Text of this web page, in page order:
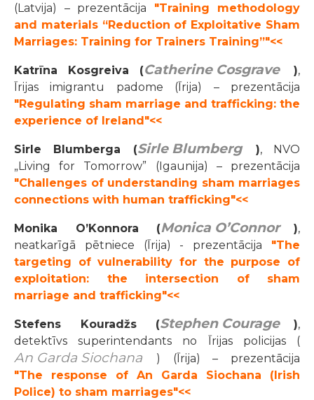
(Latvija) – prezentācija "Training methodology
and materials “Reduction of Exploitative Sham
Marriages: Training for Trainers Training”"<<
Katrīna Kosgreiva (Catherine Cosgrave ),
Īrijas imigrantu padome (Īrija) – prezentācija
"Regulating sham marriage and trafficking: the
experience of Ireland"<<
Sirle Blumberga (Sirle Blumberg ), NVO
„Living for Tomorrow” (Igaunija) – prezentācija
"Challenges of understanding sham marriages
connections with human trafficking"<<
Monika O’Konnora (Monica O’Connor ),
neatkarīgā pētniece (Īrija) - prezentācija "The
targeting of vulnerability for the purpose of
exploitation: the intersection of sham
marriage and trafficking"<<
Stefens Kouradžs (Stephen Courage ),
detektīvs superintendants no Īrijas policijas (
An Garda Siochana
) (Īrija) – prezentācija
"The response of An Garda Siochana (Irish
Police) to sham marriages"<<